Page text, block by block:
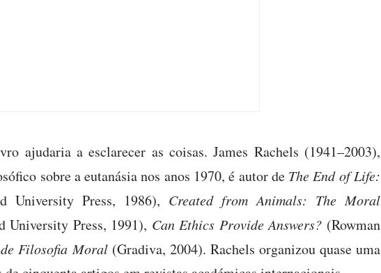
ajudaria a esclarecer as coisas. James Rachels (1941–2003),
sobre a eutanásia nos anos 1970, é autor de The End of Life:
University Press, 1986), Created from Animals: The Moral
University Press, 1991), Can Ethics Provide Answers? (Rowman
Filosofia Moral(Gradiva, 2004). Rachels organizou quase uma